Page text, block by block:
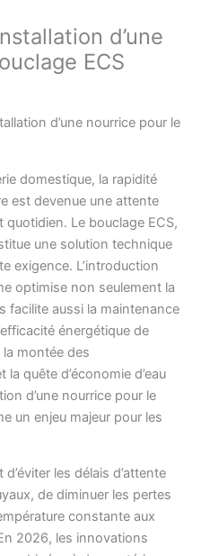
d’une
ECS
d’une nourrice pour le
domestique, la rapidité
est devenue une attente
Le bouclage ECS,
une solution technique
exigence. L’introduction
optimise non seulement la
facilite aussi la maintenance
énergétique de
la montée des
quête d’économie d’eau
d’une nourrice pour le
un enjeu majeur pour les
les délais d’attente
de diminuer les pertes
constante aux
2026, les innovations